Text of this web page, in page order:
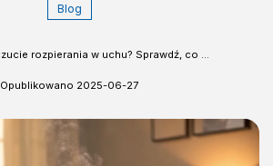
Blog
Uczucie rozpierania w uchu? Sprawdź, co się dzieje i jak temu zaradzić!
Opublikowano 2025-06-27